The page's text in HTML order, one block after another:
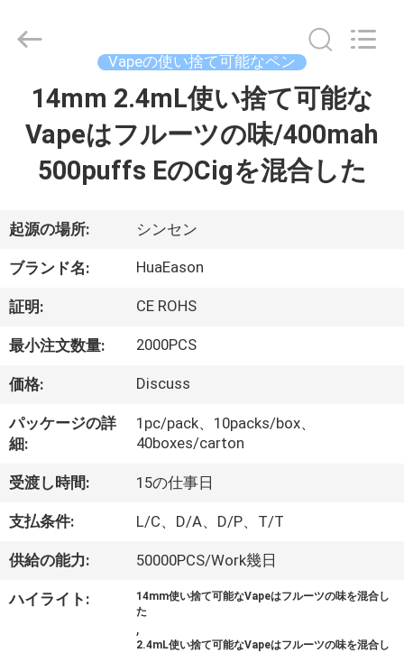
ビ
デ
オ
私
達
に
い
て
Shenzhen
Huayixing
Developed
Vapeの使い捨て可能なペン
14mm 2.4mL使い捨て可能な
Vapeはフルーツの味/400mah
500puffs EのCigを混合した
起源の場所: シンセン
ブランド名: HuaEason
証明: CE ROHS
最小注文数量: 2000PCS
価格: Discuss
パッケージの詳
細:
1pc/pack、10packs/box、
40boxes/carton
受渡し時間: 15の仕事日
支払条件: L/C、D/A、D/P、T/T
供給の能力: 50000PCS/Work幾日
ハイライト:
14mm使い捨て可能なVapeはフルーツの味を混合し
た
,
2.4mL使い捨て可能なVapeはフルーツの味を混合し